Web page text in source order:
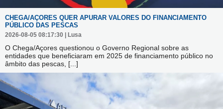
CHEGA/AÇORES QUER APURAR VALORES DO FINANCIAMENTO
PÚBLICO DAS PESCAS
2026-08-05 08:17:30 | Lusa
O Chega/Açores questionou o Governo Regional sobre as
entidades que beneficiaram em 2025 de financiamento público no
âmbito das pescas, [...]